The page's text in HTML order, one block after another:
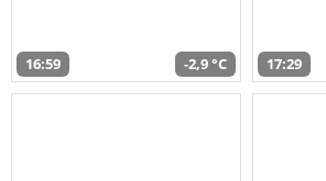
16:59 -2,9 °C 17:29